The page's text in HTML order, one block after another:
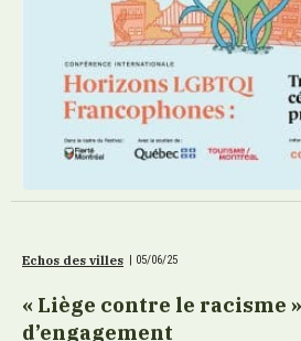
Echos des villes | 05/06/25
« Liège contre le racisme
d’engagement